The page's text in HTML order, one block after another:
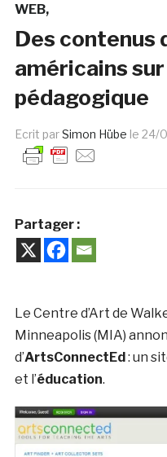
WEB
Des contenus
américains
pédagogique
Ecrit parSimon Hübe le 24/
Partager :
Le Centre d’Art de
Minneapolis (MIA)
d’ArtsConnectEd : un
et l’éducation.